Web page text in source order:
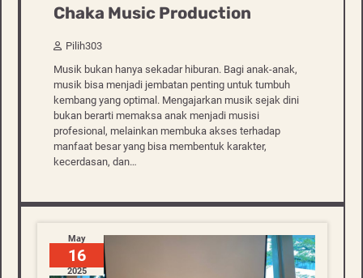
Chaka Music Production
Pilih303
Musik bukan hanya sekadar hiburan. Bagi anak-anak,
musik bisa menjadi jembatan penting untuk tumbuh
kembang yang optimal. Mengajarkan musik sejak dini
bukan berarti memaksa anak menjadi musisi
profesional, melainkan membuka akses terhadap
manfaat besar yang bisa membentuk karakter,
kecerdasan, dan…
May
16
2025